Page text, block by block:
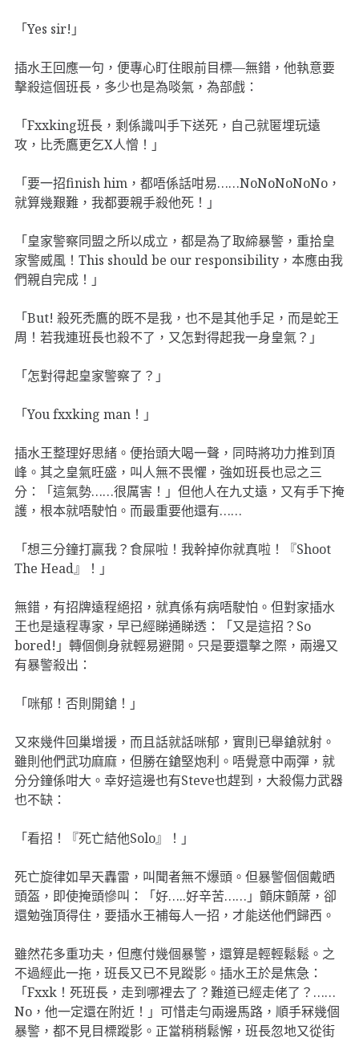
「Yes sir!」
插水王回應一句，便專心盯住眼前目標—無錯，他執意要
擊殺這個班長，多少也是為啖氣，為部戲：
「Fxxking班長，剩係識叫手下送死，自己就匿埋玩遠
攻，比禿鷹更乞X人憎！」
「要一招finish him，都唔係話咁易……NoNoNoNoNo，
就算幾艱難，我都要親手殺他死！」
「皇家警察同盟之所以成立，都是為了取締暴警，重拾皇
家警威風！This should be our responsibility，本應由我
們親自完成！」
「But! 殺死禿鷹的既不是我，也不是其他手足，而是蛇王
周！若我連班長也殺不了，又怎對得起我一身皇氣？」
「怎對得起皇家警察了？」
「You fxxking man！」
插水王整理好思緒。便抬頭大喝一聲，同時將功力推到頂
峰。其之皇氣旺盛，叫人無不畏懼，強如班長也忌之三
分：「這氣勢……很厲害！」但他人在九丈遠，又有手下掩
護，根本就唔駛怕。而最重要他還有……
「想三分鐘打贏我？食屎啦！我幹掉你就真啦！『Shoot
The Head』！」
無錯，有招牌遠程絕招，就真係有病唔駛怕。但對家插水
王也是遠程專家，早已經睇通睇透：「又是這招？So
bored!」轉個側身就輕易避開。只是要還擊之際，兩邊又
有暴警殺出：
「咪郁！否則開鎗！」
又來幾件回巢增援，而且話就話咪郁，實則已舉鎗就射。
雖則他們武功麻麻，但勝在鎗堅炮利。唔覺意中兩彈，就
分分鐘係咁大。幸好這邊也有Steve也趕到，大殺傷力武器
也不缺：
「看招！『死亡結他Solo』！」
死亡旋律如旱天轟雷，叫聞者無不爆頭。但暴警個個戴晒
頭盔，即使掩頭慘叫：「好…..好辛苦……」顫床顫蓆，卻
還勉強頂得住，要插水王補每人一招，才能送他們歸西。
雖然花多重功夫，但應付幾個暴警，還算是輕輕鬆鬆。之
不過經此一拖，班長又已不見蹤影。插水王於是焦急：
「Fxxk！死班長，走到哪裡去了？難道已經走佬了？……
No，他一定還在附近！」可惜走勻兩邊馬路，順手冧幾個
暴警，都不見目標蹤影。正當稍稍鬆懈，班長忽地又從街